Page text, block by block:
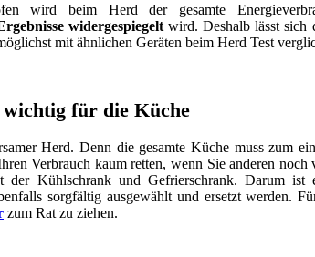
wird beim Herd der gesamte
widergespiegeltwird. Deshalb lässt sich
mit ähnlichen Geräten beim Herd Test
für die Küche
Herd. Denn die gesamte Küche muss zum
Verbrauch kaum retten, wenn Sie anderen noch
der Kühlschrank und Gefrierschrank. Darum ist
sorgfältig ausgewählt und ersetzt werden.
zum Rat zu ziehen.